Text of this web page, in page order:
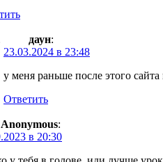
даун:
23.03.2024 в 23:48
у меня раньше после этого
Ответить
Anonymous:
в 20:30